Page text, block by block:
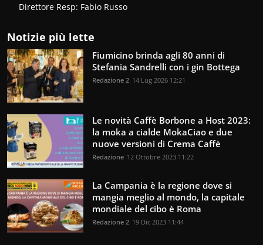
Direttore Resp: Fabio Russo
Notizie più lette
Fiumicino brinda agli 80 anni di
Stefania Sandrelli con i gin Bottega
Redazione 2 14 Lug 2026 12:21
Le novità Caffè Borbone a Host 2023:
la moka a cialde MokaCiao e due
nuove versioni di Crema Caffè
Redazione 12 Ottobre 2023 11:22
La Campania è la regione dove si
mangia meglio al mondo, la capitale
mondiale del cibo è Roma
Redazione 2 19 Dic 2023 11:44